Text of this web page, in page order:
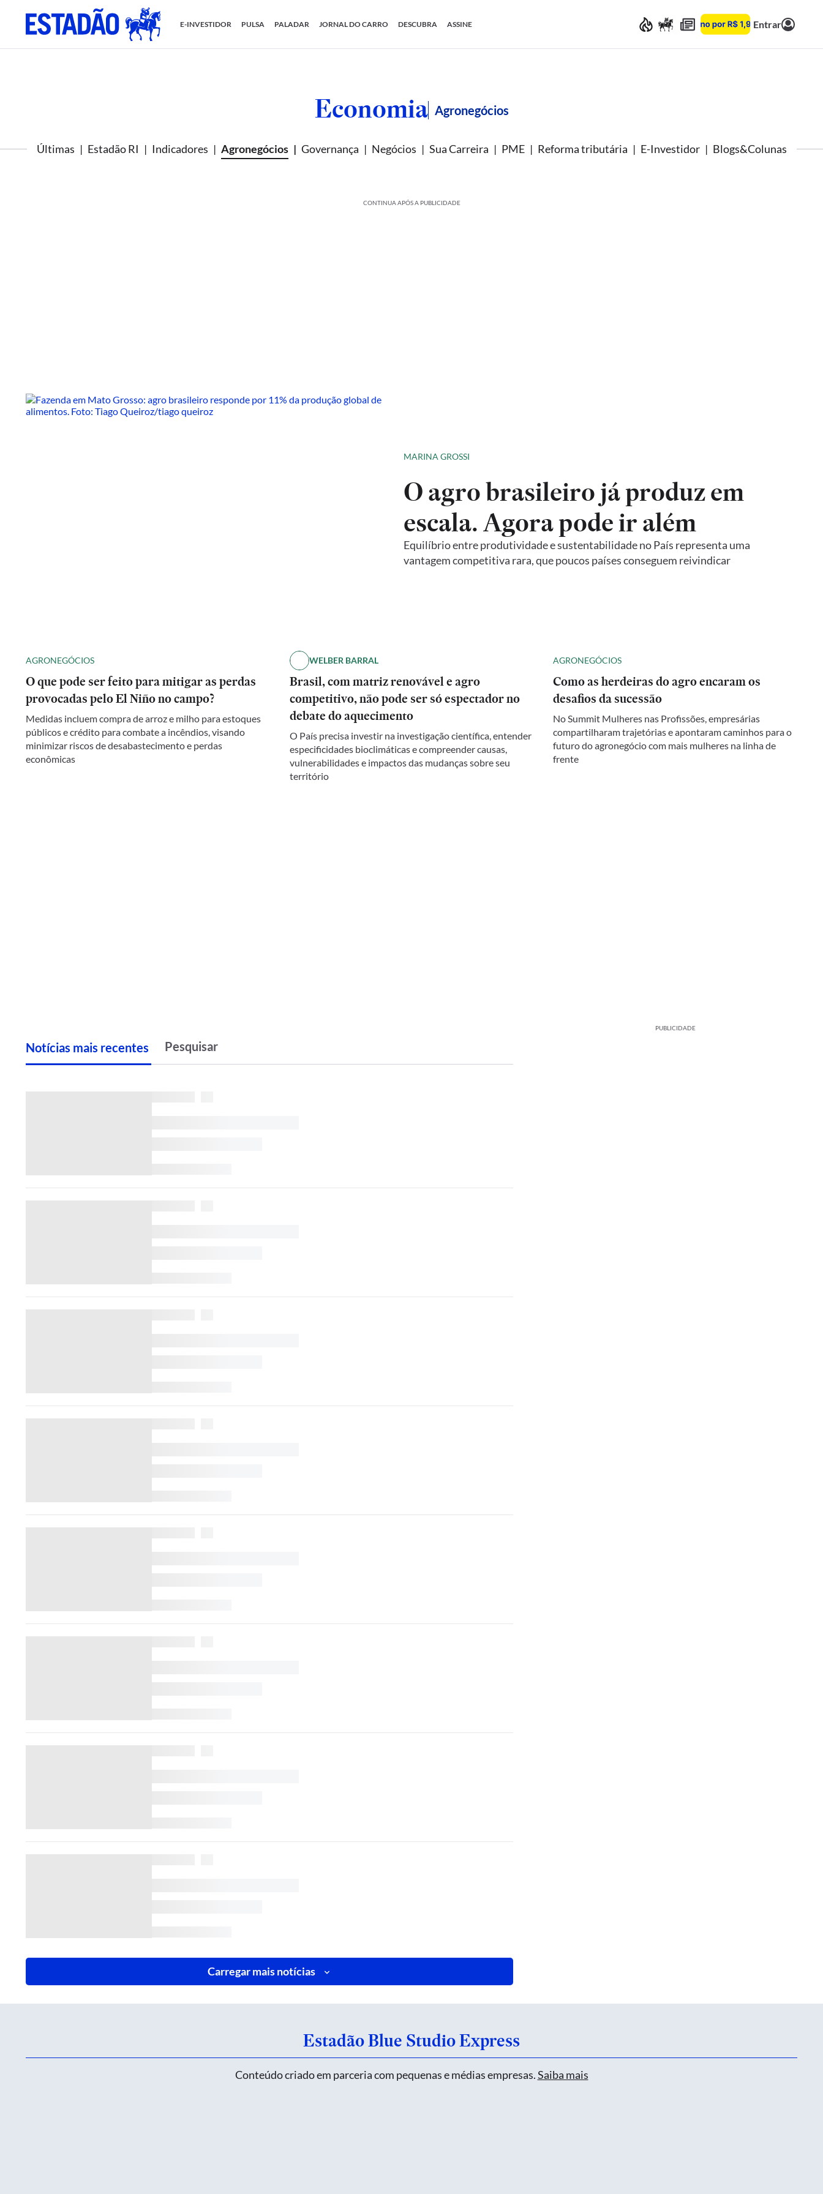
E-INVESTIDOR PULSA PALADAR JORNAL DO CARRO DESCUBRA ASSINE Entrar
Economia Agronegócios
Últimas Estadão RI Indicadores Agronegócios Governança Negócios Sua Carreira PME Reforma tributária E-Investidor Blogs&Colunas
CONTINUA APÓS A PUBLICIDADE
MARINA GROSSI
O agro brasileiro já produz em
escala. Agora pode ir além
Equilíbrio entre produtividade e sustentabilidade no País representa uma
vantagem competitiva rara, que poucos países conseguem reivindicar
AGRONEGÓCIOS
O que pode ser feito para mitigar as perdas
provocadas pelo El Niño no campo?
Medidas incluem compra de arroz e milho para estoques
públicos e crédito para combate a incêndios, visando
minimizar riscos de desabastecimento e perdas
econômicas
WELBER BARRAL
Brasil, com matriz renovável e agro
competitivo, não pode ser só espectador no
debate do aquecimento
O País precisa investir na investigação científica, entender
especificidades bioclimáticas e compreender causas,
vulnerabilidades e impactos das mudanças sobre seu
território
AGRONEGÓCIOS
Como as herdeiras do agro encaram os
desafios da sucessão
No Summit Mulheres nas Profissões, empresárias
compartilharam trajetórias e apontaram caminhos para o
futuro do agronegócio com mais mulheres na linha de
frente
Notícias mais recentes
Carregar mais notícias
PUBLICIDADE
Estadão Blue Studio Express
Conteúdo criado em parceria com pequenas e médias empresas.Saiba mais